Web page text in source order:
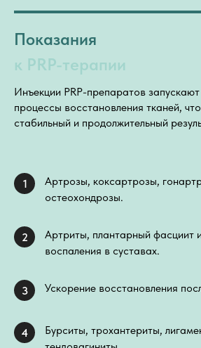
Показания
к PRP-терапии
Инъекции PRP-препаратов
процессы восстановления тканей,
стабильный и продолжительный
1
Артрозы, коксартрозы,
остеохондрозы.
2
Артриты, плантарный фасциит
воспаления в суставах.
3 Ускорение восстановления
4
Бурситы, трохантериты,